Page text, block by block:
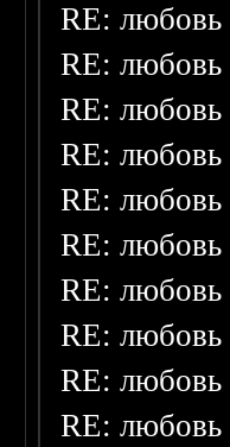
RE: любовь
RE: любовь
RE: любовь
RE: любовь
RE: любовь
RE: любовь
RE: любовь
RE: любовь
RE: любовь
RE: любовь